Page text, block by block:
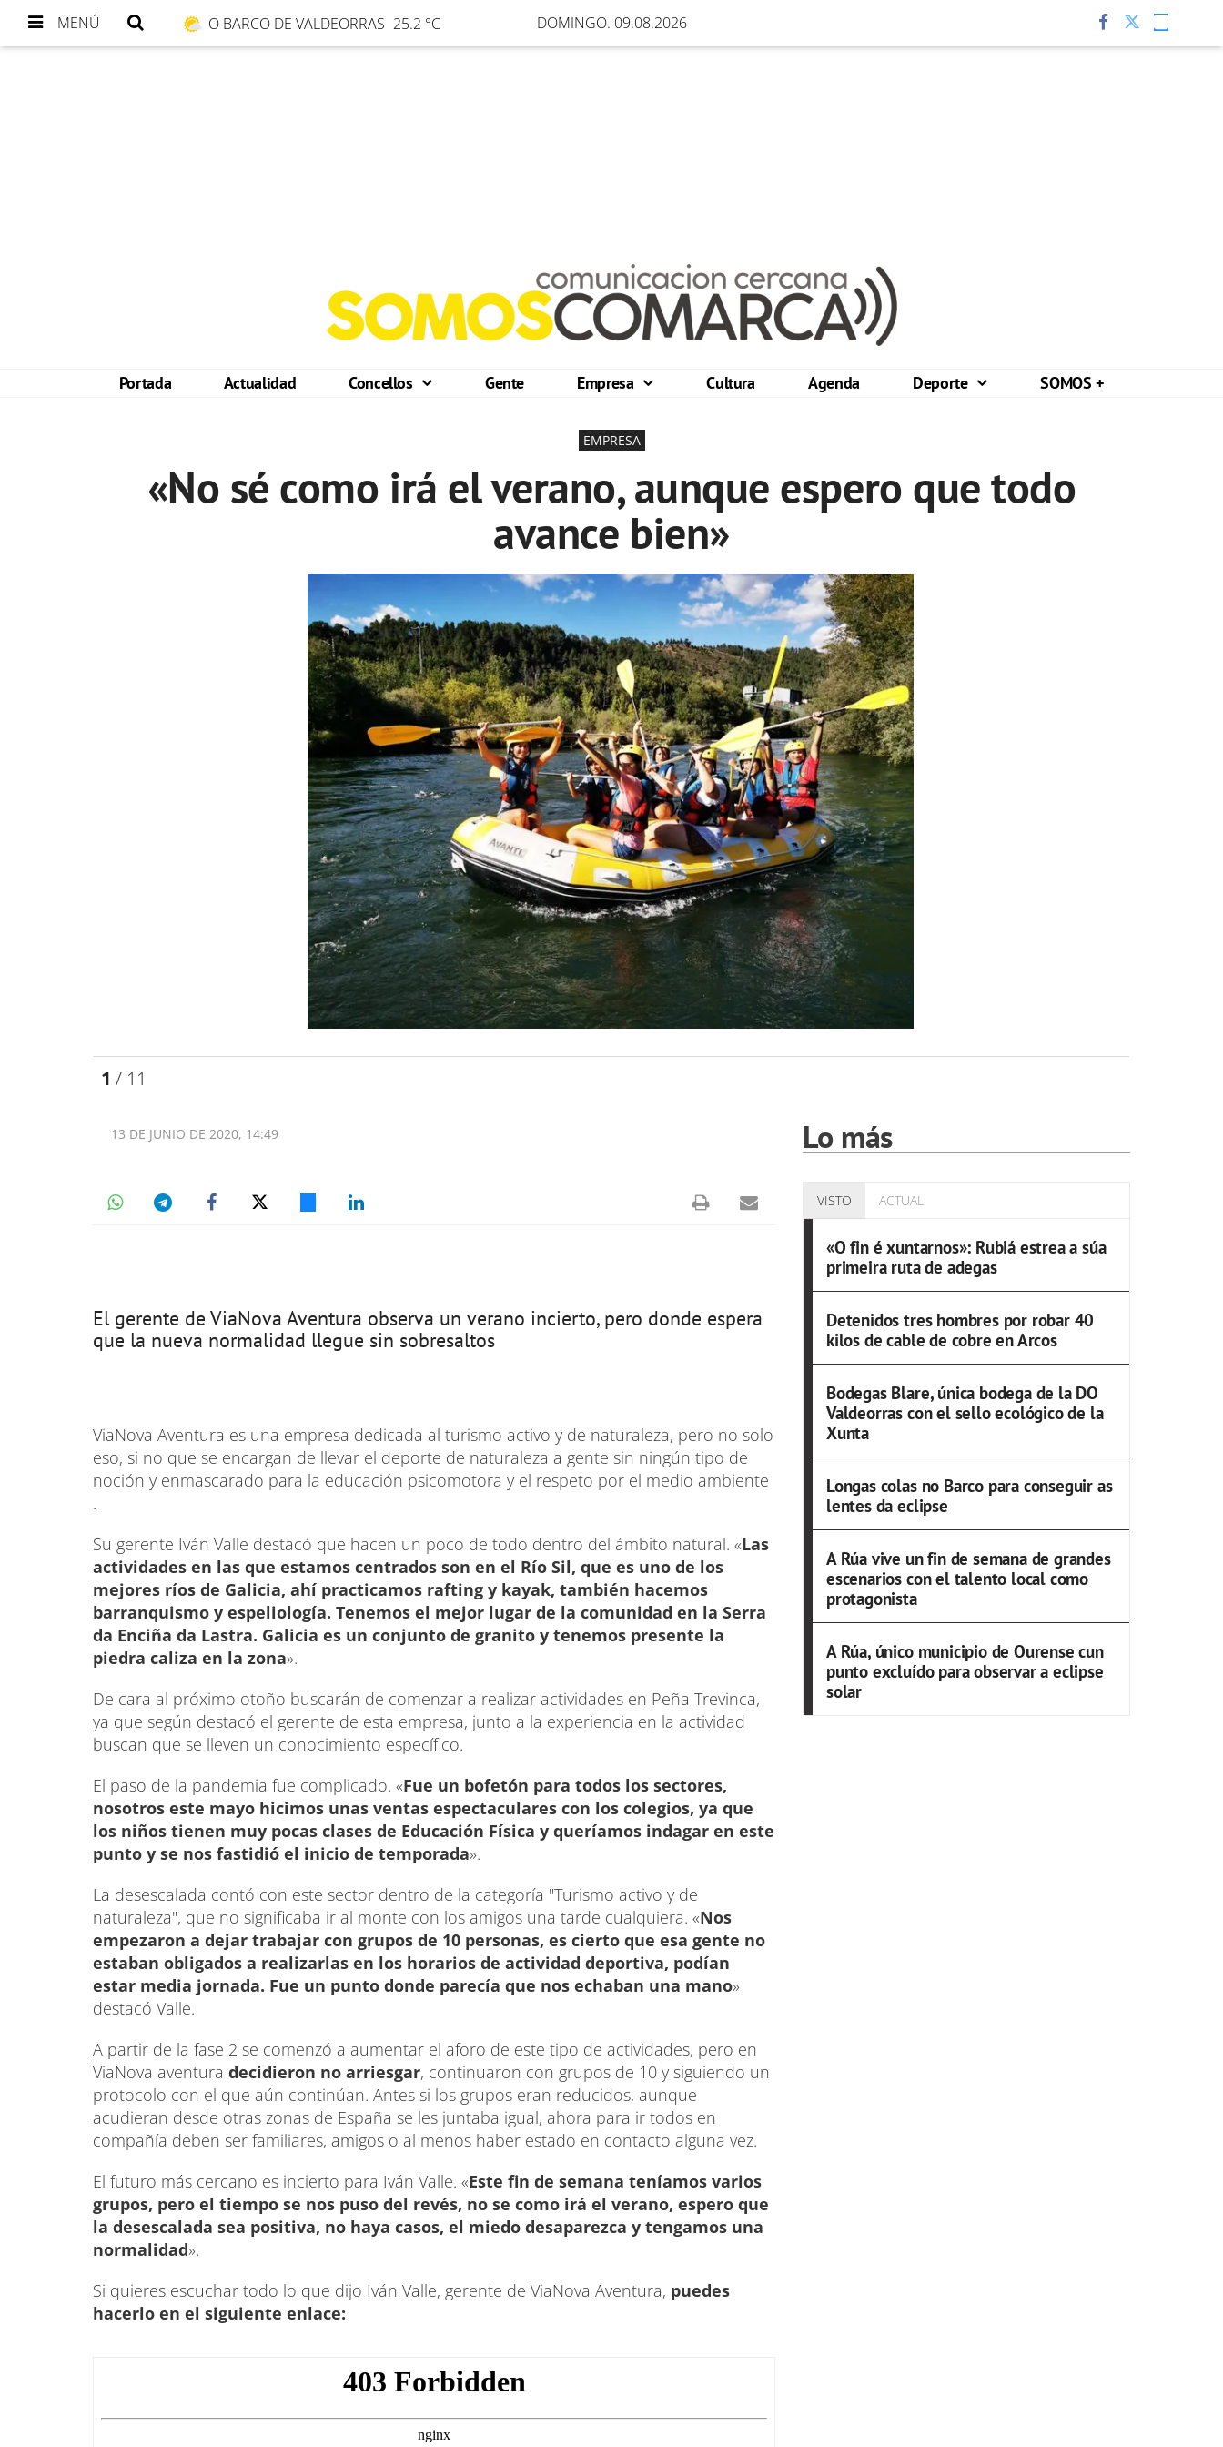
MENÚ O BARCO DE VALDEORRAS 25.2 °C DOMINGO. 09.08.2026
Portada Actualidad Concellos Gente Empresa Cultura Agenda Deporte SOMOS +
EMPRESA
«No sé como irá el verano, aunque espero que todo
avance bien»
1 / 11
13 DE JUNIO DE 2020, 14:49
El gerente de ViaNova Aventura observa un verano incierto, pero donde espera
que la nueva normalidad llegue sin sobresaltos
ViaNova Aventura es una empresa dedicada al turismo activo y de naturaleza, pero no solo
eso, si no que se encargan de llevar el deporte de naturaleza a gente sin ningún tipo de
noción y enmascarado para la educación psicomotora y el respeto por el medio ambiente
.
Su gerente Iván Valle destacó que hacen un poco de todo dentro del ámbito natural. «Las
actividades en las que estamos centrados son en el Río Sil, que es uno de los
mejores ríos de Galicia, ahí practicamos rafting y kayak, también hacemos
barranquismo y espeliología. Tenemos el mejor lugar de la comunidad en la Serra
da Enciña da Lastra. Galicia es un conjunto de granito y tenemos presente la
piedra caliza en la zona».
De cara al próximo otoño buscarán de comenzar a realizar actividades en Peña Trevinca,
ya que según destacó el gerente de esta empresa, junto a la experiencia en la actividad
buscan que se lleven un conocimiento específico.
El paso de la pandemia fue complicado. «Fue un bofetón para todos los sectores,
nosotros este mayo hicimos unas ventas espectaculares con los colegios, ya que
los niños tienen muy pocas clases de Educación Física y queríamos indagar en este
punto y se nos fastidió el inicio de temporada».
La desescalada contó con este sector dentro de la categoría "Turismo activo y de
naturaleza", que no significaba ir al monte con los amigos una tarde cualquiera. «Nos
empezaron a dejar trabajar con grupos de 10 personas, es cierto que esa gente no
estaban obligados a realizarlas en los horarios de actividad deportiva, podían
estar media jornada. Fue un punto donde parecía que nos echaban una mano»
destacó Valle.
A partir de la fase 2 se comenzó a aumentar el aforo de este tipo de actividades, pero en
ViaNova aventura decidieron no arriesgar, continuaron con grupos de 10 y siguiendo un
protocolo con el que aún continúan. Antes si los grupos eran reducidos, aunque
acudieran desde otras zonas de España se les juntaba igual, ahora para ir todos en
compañía deben ser familiares, amigos o al menos haber estado en contacto alguna vez.
El futuro más cercano es incierto para Iván Valle. «Este fin de semana teníamos varios
grupos, pero el tiempo se nos puso del revés, no se como irá el verano, espero que
la desescalada sea positiva, no haya casos, el miedo desaparezca y tengamos una
normalidad».
Si quieres escuchar todo lo que dijo Iván Valle, gerente de ViaNova Aventura, puedes
hacerlo en el siguiente enlace:
Lo más
VISTO ACTUAL
«O fin é xuntarnos»: Rubiá estrea a súa
primeira ruta de adegas
Detenidos tres hombres por robar 40
kilos de cable de cobre en Arcos
Bodegas Blare, única bodega de la DO
Valdeorras con el sello ecológico de la
Xunta
Longas colas no Barco para conseguir as
lentes da eclipse
A Rúa vive un fin de semana de grandes
escenarios con el talento local como
protagonista
A Rúa, único municipio de Ourense cun
punto excluído para observar a eclipse
solar